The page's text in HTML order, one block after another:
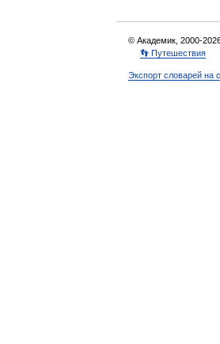
© Академик, 2000-
👣 Путешествия
Экспорт словарей на